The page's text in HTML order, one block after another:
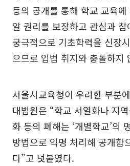
등의 공개를 통해 학교 교육
알 권리를 보장하고 관심과
궁극적으로 기초학력을 신장
으므로 입법 취지와 충돌하지
서울시교육청이 우려한 부분
대법원은 “학교 서열화나 지
화 등의 폐해는 ‘개별학교’의
방법으로 익명 처리해 공개함
다”고 덧붙였다.